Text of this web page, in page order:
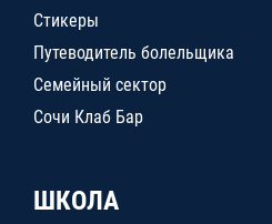
Стикеры
Путеводитель болельщика
Семейный сектор
Сочи Клаб Бар
ШКОЛА